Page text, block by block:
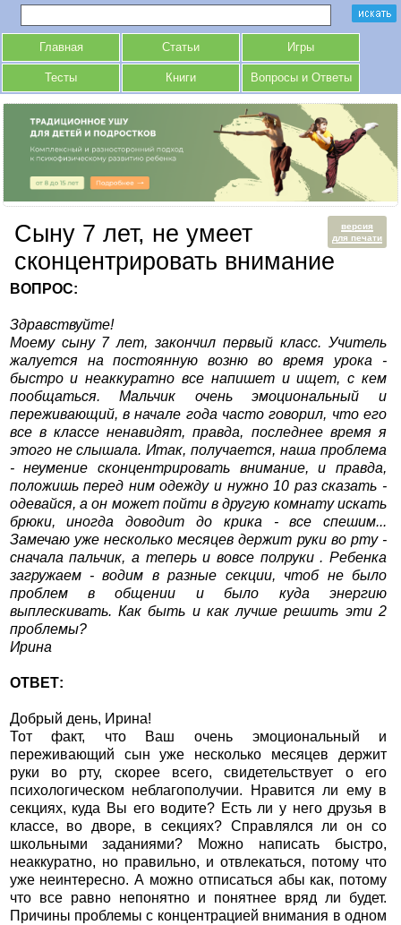
Главная Статьи Игры
Тесты Книги Вопросы и Ответы
версия
для печати
Cыну 7 лет, не умеет
сконцентрировать внимание
ВОПРОС:
Здравствуйте!
Моему сыну 7 лет, закончил первый класс. Учитель
жалуется на постоянную возню во время урока -
быстро и неаккуратно все напишет и ищет, с кем
пообщаться. Мальчик очень эмоциональный и
переживающий, в начале года часто говорил, что его
все в классе ненавидят, правда, последнее время я
этого не слышала. Итак, получается, наша проблема
- неумение сконцентрировать внимание, и правда,
положишь перед ним одежду и нужно 10 раз сказать -
одевайся, а он может пойти в другую комнату искать
брюки, иногда доводит до крика - все спешим...
Замечаю уже несколько месяцев держит руки во рту -
сначала пальчик, а теперь и вовсе полруки . Ребенка
загружаем - водим в разные секции, чтоб не было
проблем в общении и было куда энергию
выплескивать. Как быть и как лучше решить эти 2
проблемы?
Ирина
ОТВЕТ:
Добрый день, Ирина!
Тот факт, что Ваш очень эмоциональный и
переживающий сын уже несколько месяцев держит
руки во рту, скорее всего, свидетельствует о его
психологическом неблагополучии. Нравится ли ему в
секциях, куда Вы его водите? Есть ли у него друзья в
классе, во дворе, в секциях? Справлялся ли он со
школьными заданиями? Можно написать быстро,
неаккуратно, но правильно, и отвлекаться, потому что
уже неинтересно. А можно отписаться абы как, потому
что все равно непонятно и понятнее вряд ли будет.
Причины проблемы с концентрацией внимания в одном